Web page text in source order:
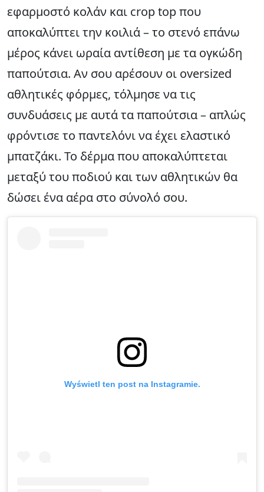
εφαρμοστό κολάν και crop top που
αποκαλύπτει την κοιλιά – το στενό επάνω
μέρος κάνει ωραία αντίθεση με τα ογκώδη
παπούτσια. Αν σου αρέσουν οι oversized
αθλητικές φόρμες, τόλμησε να τις
συνδυάσεις με αυτά τα παπούτσια – απλώς
φρόντισε το παντελόνι να έχει ελαστικό
μπατζάκι. Το δέρμα που αποκαλύπτεται
μεταξύ του ποδιού και των αθλητικών θα
δώσει ένα αέρα στο σύνολό σου.
Wyświetl ten post na Instagramie.